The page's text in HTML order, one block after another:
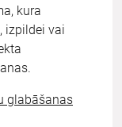
kura
izpildei vai
glabāšanas